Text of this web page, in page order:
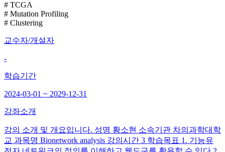
# TCGA
# Mutation Profiling
# Clustering
교수자/개설자
-
학습기간
2024-03-01 ~ 2029-12-31
강좌소개
강의 소개 및 개요입니다. 성명 황소현 소속기관 차의과학대학
교 과목명 Bionetwork analysis 강의시간 3 학습목표 1. 기능유